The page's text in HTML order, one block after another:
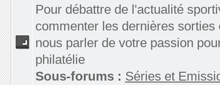
Pour débattre de l'actualité
commenter les dernières sorties
nous parler de votre passion
philatélie
Sous-forums : Séries et